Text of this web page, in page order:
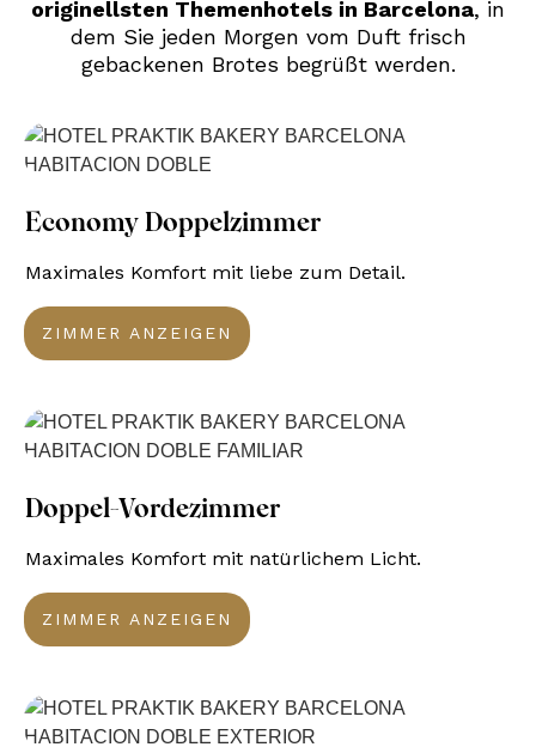
originellsten Themenhotels in Barcelona, in
dem Sie jeden Morgen vom Duft frisch
gebackenen Brotes begrüßt werden.
Economy Doppelzimmer
Maximales Komfort mit liebe zum Detail.
ZIMMER ANZEIGEN
Doppel-Vordezimmer
Maximales Komfort mit natürlichem Licht.
ZIMMER ANZEIGEN